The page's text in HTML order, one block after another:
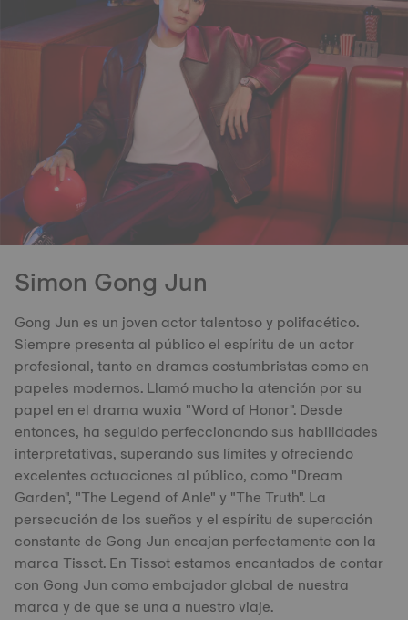
Simon Gong Jun
Gong Jun es un joven actor talentoso y polifacético.
Siempre presenta al público el espíritu de un actor
profesional, tanto en dramas costumbristas como en
papeles modernos. Llamó mucho la atención por su
papel en el drama wuxia "Word of Honor". Desde
entonces, ha seguido perfeccionando sus habilidades
interpretativas, superando sus límites y ofreciendo
excelentes actuaciones al público, como "Dream
Garden", "The Legend of Anle" y "The Truth". La
persecución de los sueños y el espíritu de superación
constante de Gong Jun encajan perfectamente con la
marca Tissot. En Tissot estamos encantados de contar
con Gong Jun como embajador global de nuestra
marca y de que se una a nuestro viaje.